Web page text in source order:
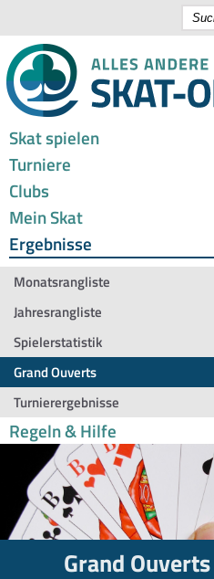
Skat spielen
Turniere
Clubs
Mein Skat
Ergebnisse
Monatsrangliste
Jahresrangliste
Spielerstatistik
Grand Ouverts
Turnierergebnisse
Regeln & Hilfe
Grand Ouverts